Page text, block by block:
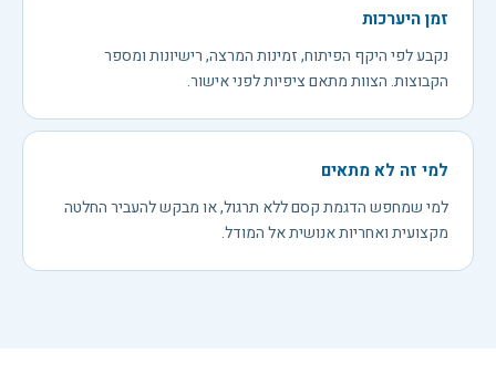
זמן היערכות
נקבע לפי היקף הפיתוח, זמינות המרצה, רישיונות ומספר
הקבוצות. הצוות מתאם ציפיות לפני אישור.
למי זה לא מתאים
למי שמחפש הדגמת קסם ללא תרגול, או מבקש להעביר החלטה
מקצועית ואחריות אנושית אל המודל.